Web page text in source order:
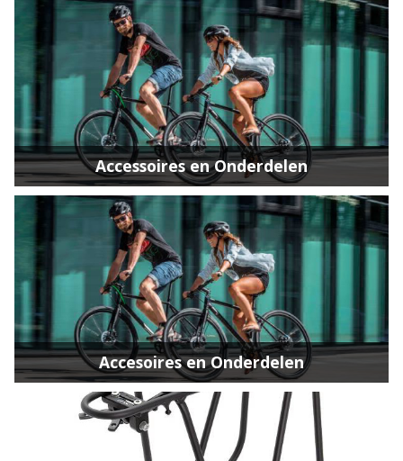
Accessoires en Onderdelen
Accesoires en Onderdelen